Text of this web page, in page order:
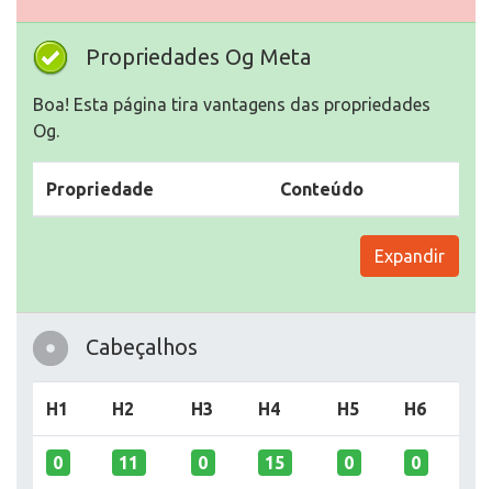
Propriedades Og Meta
Boa! Esta página tira vantagens das propriedades
Og.
Propriedade Conteúdo
Expandir
Cabeçalhos
H1 H2 H3 H4 H5 H6
0 11 0 15 0 0